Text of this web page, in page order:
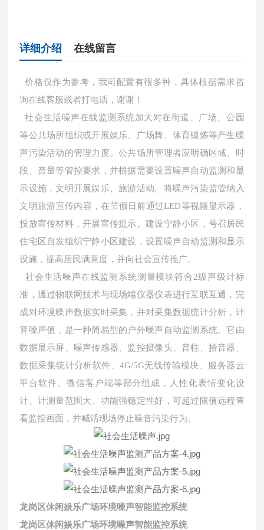
详细介绍 在线留言
价格仅作为参考，我司配置有很多种，具体根据需求咨
询在线客服或者打电话，谢谢！
社会生活噪声在线监测系统加大对在街道、广场、公园
等公共场所组织或开展娱乐、广场舞、体育锻炼等产生噪
声污染活动的管理力度。公共场所管理者应明确区域、时
段、音量等管控要求，并根据需要设置噪声自动监测和显
示设施，文明开展娱乐、旅游活动。将噪声污染监管纳入
文明旅游宣传内容，在节假日前通过LED等视频显示器，
投放宣传材料，开展宣传提示。建设宁静小区，号召居民
住宅区自发组织宁静小区建设，设置噪声自动监测和显示
设施，提高居民满意度，并向社会宣传推广。
社会生活噪声在线监测系统测量模块符合2级声级计标
准，通过物联网技术与现场端仪器仪表进行互联互通，完
成对环境噪声数据实时采集，并对采集数据统计分析，计
算噪声值，是一种简易型的户外噪声自动监测系统。它由
数据显示屏、噪声传感器、监控摄像头、音柱、拾音器、
数据采集统计分析软件、4G/5G无线传输模块、服务器云
平台软件、微信客户端等部分组成，人性化表情变化设
计、计测量范围大、功能强稳定性好，可超过限值远程查
看监控画面，并喊话现场停止噪音污染行为。
龙岗区休闲娱乐广场环境噪声智能监控系统
龙岗区休闲娱乐广场环境噪声智能监控系统